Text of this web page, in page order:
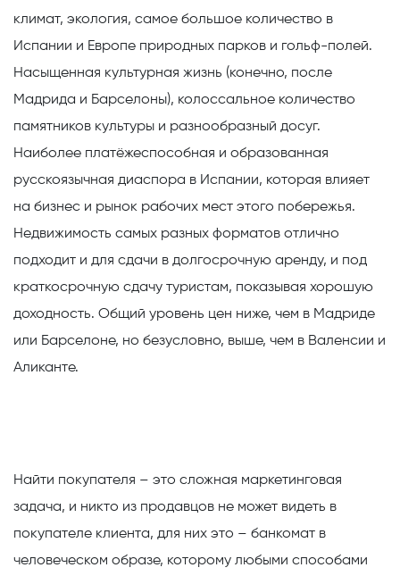
климат, экология, самое большое количество в
Испании и Европе природных парков и гольф-полей.
Насыщенная культурная жизнь (конечно, после
Мадрида и Барселоны), колоссальное количество
памятников культуры и разнообразный досуг.
Наиболее платёжеспособная и образованная
русскоязычная диаспора в Испании, которая влияет
на бизнес и рынок рабочих мест этого побережья.
Недвижимость самых разных форматов отлично
подходит и для сдачи в долгосрочную аренду, и под
краткосрочную сдачу туристам, показывая хорошую
доходность. Общий уровень цен ниже, чем в Мадриде
или Барселоне, но безусловно, выше, чем в Валенсии и
Аликанте.
Найти покупателя – это сложная маркетинговая
задача, и никто из продавцов не может видеть в
покупателе клиента, для них это – банкомат в
человеческом образе, которому любыми способами